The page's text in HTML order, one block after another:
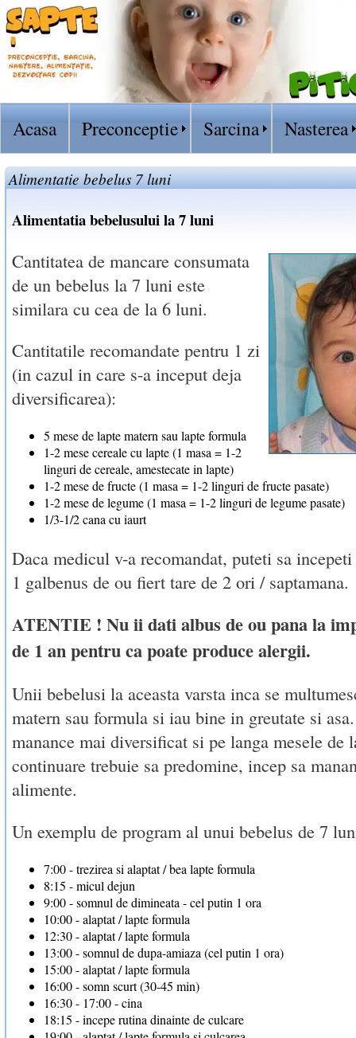
Acasa Preconceptie Sarcina Nasterea
Alimentatie bebelus 7 luni
Alimentatia bebelusului la 7 luni
Cantitatea de mancare consumata
de un bebelus la 7 luni este
similara cu cea de la 6 luni.
Cantitatile recomandate pentru 1 zi
(in cazul in care s-a inceput deja
diversificarea):
5 mese de lapte matern sau lapte formula
1-2 mese cereale cu lapte (1 masa = 1-2
linguri de cereale, amestecate in lapte)
1-2 mese de fructe (1 masa = 1-2 linguri de fructe pasate)
1-2 mese de legume (1 masa = 1-2 linguri de legume pasate)
1/3-1/2 cana cu iaurt
Daca medicul v-a recomandat, puteti sa
1 galbenus de ou fiert tare de 2 ori / saptamana.
ATENTIE ! Nu ii dati albus de ou pana la
de 1 an pentru ca poate produce alergii.
Unii bebelusi la aceasta varsta inca se
matern sau formula si iau bine in greutate si
manance mai diversificat si pe langa mesele de
continuare trebuie sa predomine, incep sa
alimente.
Un exemplu de program al unui bebelus de 7
7:00 - trezirea si alaptat / bea lapte formula
8:15 - micul dejun
9:00 - somnul de dimineata - cel putin 1 ora
10:00 - alaptat / lapte formula
12:30 - alaptat / lapte formula
13:00 - somnul de dupa-amiaza (cel putin 1 ora)
15:00 - alaptat / lapte formula
16:00 - somn scurt (30-45 min)
16:30 - 17:00 - cina
18:15 - incepe rutina dinainte de culcare